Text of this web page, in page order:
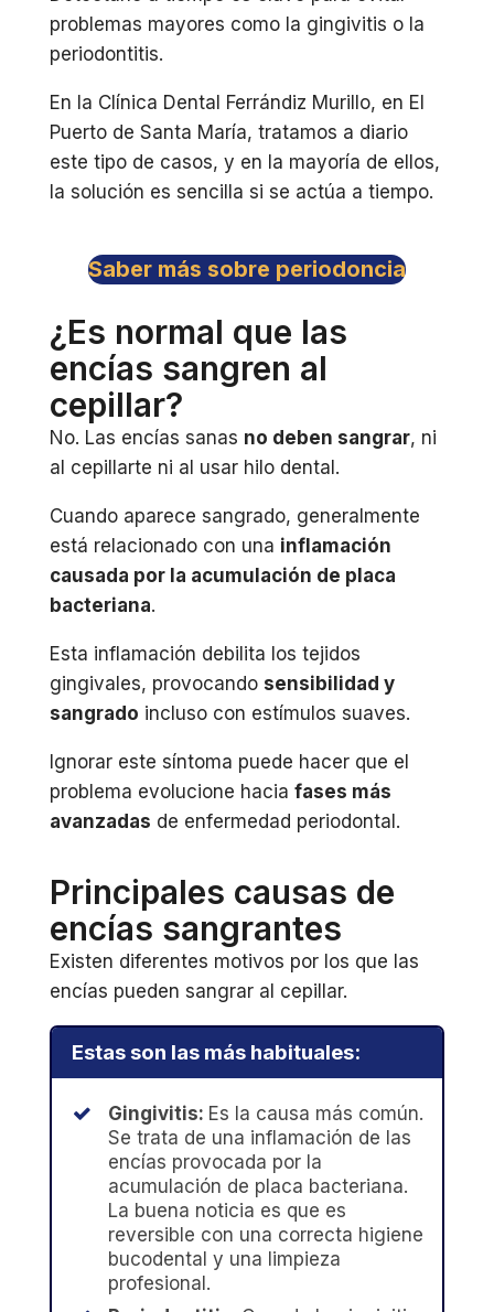
problemas mayores como la gingivitis o la
periodontitis.
En la Clínica Dental Ferrándiz Murillo, en El
Puerto de Santa María, tratamos a diario
este tipo de casos, y en la mayoría de ellos,
la solución es sencilla si se actúa a tiempo.
Saber más sobre periodoncia
¿Es normal que las
encías sangren al
cepillar?
No. Las encías sanas no deben sangrar, ni
al cepillarte ni al usar hilo dental.
Cuando aparece sangrado, generalmente
está relacionado con una inflamación
causada por la acumulación de placa
bacteriana.
Esta inflamación debilita los tejidos
gingivales, provocando sensibilidad y
sangrado incluso con estímulos suaves.
Ignorar este síntoma puede hacer que el
problema evolucione hacia fases más
avanzadas de enfermedad periodontal.
Principales causas de
encías sangrantes
Existen diferentes motivos por los que las
encías pueden sangrar al cepillar.
Estas son las más habituales:
Gingivitis: Es la causa más común.
Se trata de una inflamación de las
encías provocada por la
acumulación de placa bacteriana.
La buena noticia es que es
reversible con una correcta higiene
bucodental y una limpieza
profesional.